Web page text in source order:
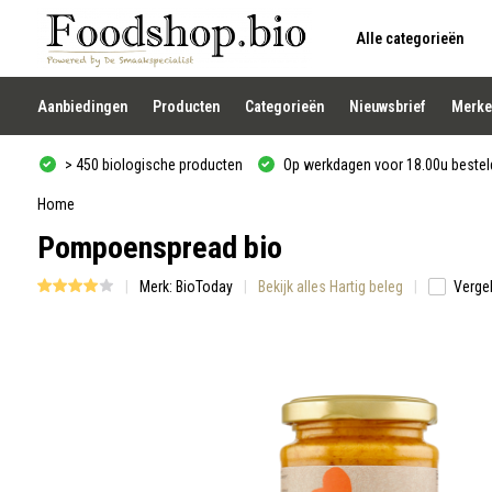
Alle categorieën
Gebruik
de
pijltjes
op
en
neer
een
resultaat
selecteren.
Druk
op
Enter
Aanbiedingen Producten Categorieën Nieuwsbrief
> 450 biologische producten Op werkdagen voor 18.00u
Home
Pompoenspread bio
Merk: BioToday Bekijk alles Hartig beleg